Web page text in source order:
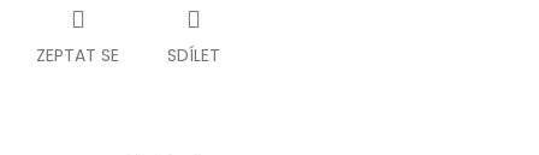
ZEPTAT SE SDÍLET